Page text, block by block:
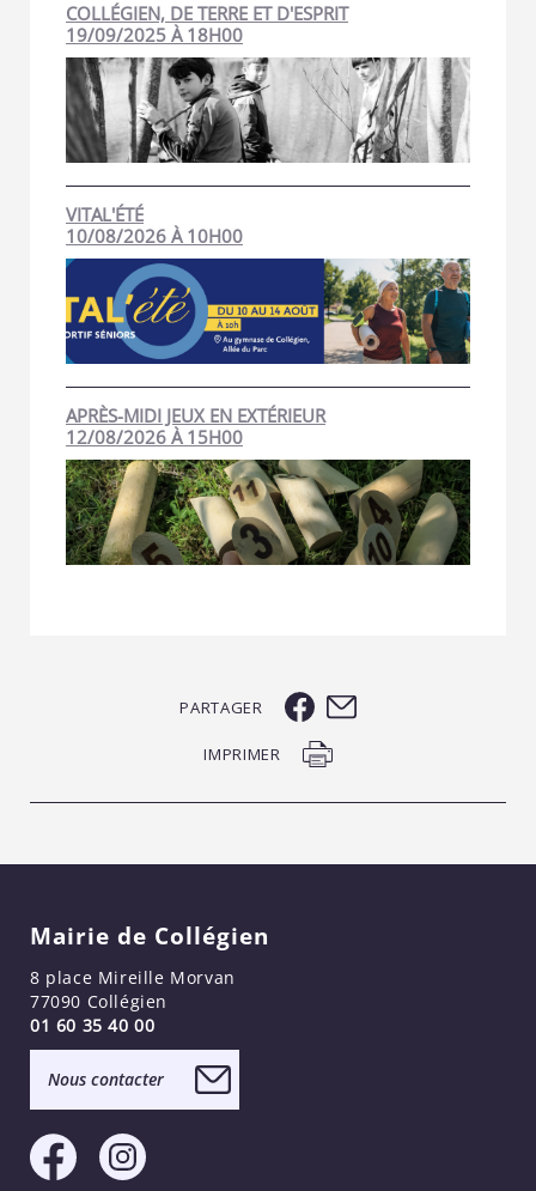
COLLÉGIEN, DE TERRE ET D'ESPRIT
19/09/2025 À 18H00
VITAL'ÉTÉ
10/08/2026 À 10H00
APRÈS-MIDI JEUX EN EXTÉRIEUR
12/08/2026 À 15H00
PARTAGER
IMPRIMER
Mairie de Collégien
8 place Mireille Morvan
77090 Collégien
01 60 35 40 00
Nous contacter